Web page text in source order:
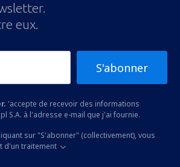
eux.
S'abonner
'accepte de recevoir des informations
S.A. à l'adresse e-mail que j'ai fournie.
sur "S'abonner" (collectivement), vous
d'un traitement